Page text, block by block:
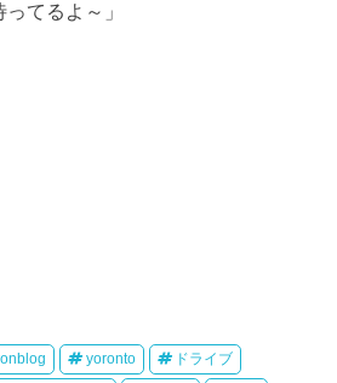
てるよ～」
yoronto ドライブ